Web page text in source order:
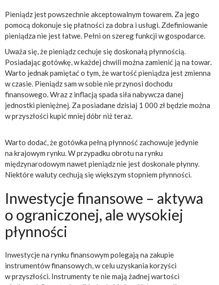
Pieniądz jest powszechnie akceptowalnym towarem. Za jego
pomocą dokonuje się płatności za dobra i usługi. Zdefiniowanie
pieniądza nie jest łatwe. Pełni on szereg funkcji w gospodarce.
Uważa się, że pieniądz cechuje się doskonałą płynnością.
Posiadając gotówkę, w każdej chwili można zamienić ją na towar.
Warto jednak pamiętać o tym, że wartość pieniądza jest zmienna
w czasie. Pieniądz sam w sobie nie przynosi dochodu
finansowego. Wraz z inflacją spada siła nabywcza danej
jednostki pieniężnej. Za posiadane dzisiaj 1 000 zł będzie można
w przyszłości kupić mniej dóbr niż teraz.
Warto dodać, że gotówka pełną płynność zachowuje jedynie
na krajowym rynku. W przypadku obrotu na rynku
międzynarodowym nawet pieniądz nie jest doskonale płynny.
Niektóre waluty cechują się większym stopniem płynności.
Inwestycje finansowe – aktywa
o ograniczonej, ale wysokiej
płynności
Inwestycje na rynku finansowym polegają na zakupie
instrumentów finansowych, w celu uzyskania korzyści
w przyszłości. Instrumenty te nie mają żadnej wartości